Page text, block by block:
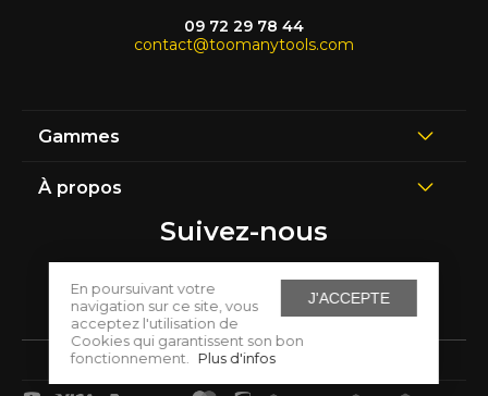
J'ACCEPTE
En poursuivant votre
navigation sur ce site, vous
acceptez l'utilisation de
Cookies qui garantissent son bon
fonctionnement.
Plus d'infos
09 72 29 78 44
contact@toomanytools.com
Gammes
À propos
Suivez-nous